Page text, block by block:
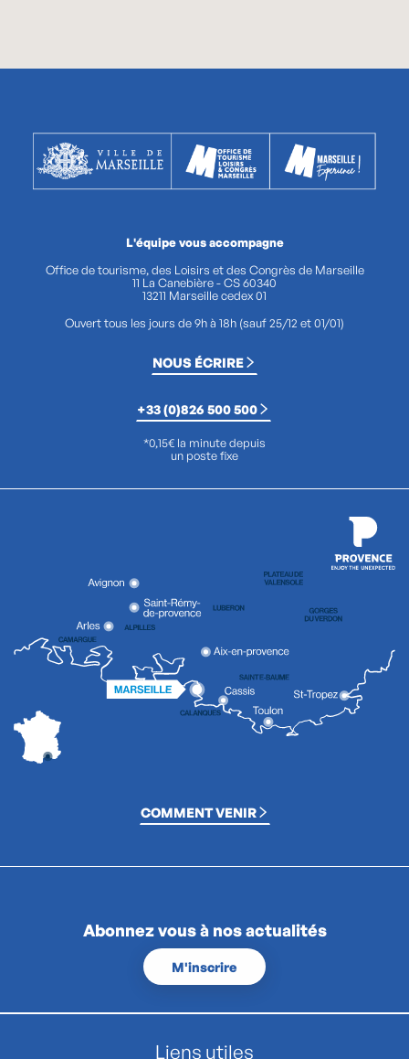
L'équipe vous accompagne
Office de tourisme, des Loisirs et des Congrès de Marseille
11 La Canebière - CS 60340
13211 Marseille cedex 01
Ouvert tous les jours de 9h à 18h (sauf 25/12 et 01/01)
NOUS ÉCRIRE
+33 (0)826 500 500
*0,15€ la minute depuis
un poste fixe
COMMENT VENIR
Abonnez vous à nos actualités
M'inscrire
Liens utiles